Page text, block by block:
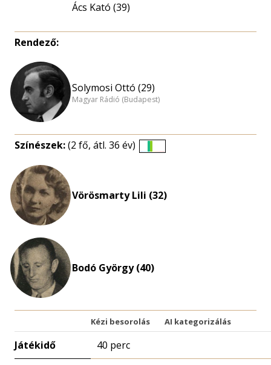
Ács Kató (39)
Rendező:
Solymosi Ottó (29)
Magyar Rádió (Budapest)
Színészek:(2 fő, átl. 36 év)
Vörösmarty Lili (32)
Bodó György (40)
Kézi besorolás AI kategorizálás
Játékidő 40 perc